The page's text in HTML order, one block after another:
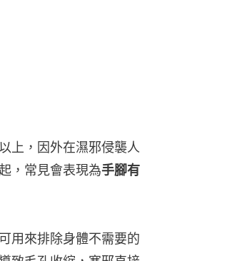
上，因外在濕邪侵襲人
，常見會表現為手腳有
用來排除身體不需要的